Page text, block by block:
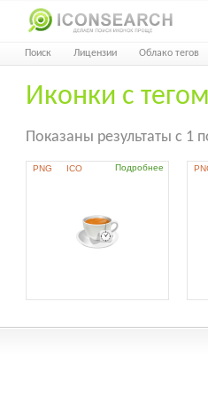
Поиск Лицензии Облако тегов
Иконки с
Показаны результаты с 1
PNG ICO Подробнее